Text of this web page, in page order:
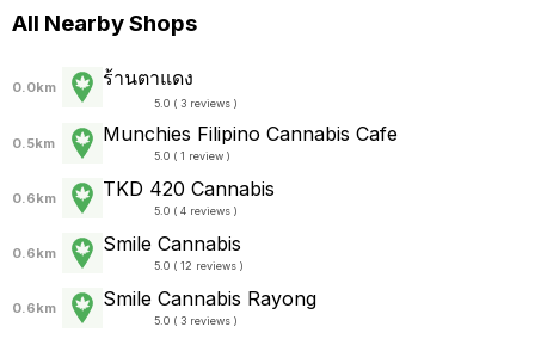
All Nearby Shops
0.0km ร้านตาแดง
5.0 ( 3 reviews )
0.5km Munchies Filipino Cannabis Cafe
5.0 ( 1 review )
0.6km TKD 420 Cannabis
5.0 ( 4 reviews )
0.6km Smile Cannabis
5.0 ( 12 reviews )
0.6km Smile Cannabis Rayong
5.0 ( 3 reviews )